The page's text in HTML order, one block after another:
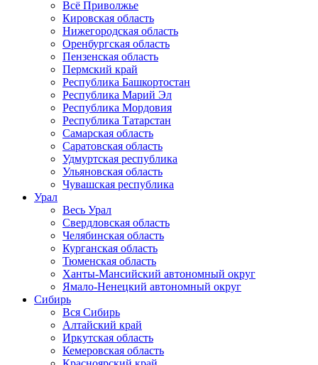
Всё Приволжье
Кировская область
Нижегородская область
Оренбургская область
Пензенская область
Пермский край
Республика Башкортостан
Республика Марий Эл
Республика Мордовия
Республика Татарстан
Самарская область
Саратовская область
Удмуртская республика
Ульяновская область
Чувашская республика
Урал
Весь Урал
Свердловская область
Челябинская область
Курганская область
Тюменская область
Ханты-Мансийский автономный округ
Ямало-Ненецкий автономный округ
Сибирь
Вся Сибирь
Алтайский край
Иркутская область
Кемеровская область